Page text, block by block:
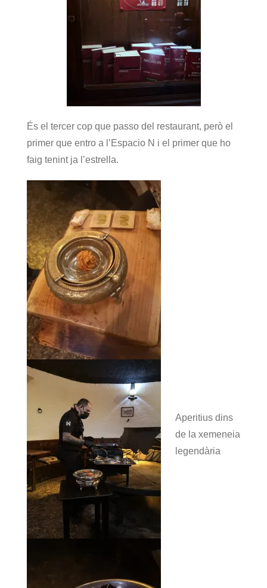
És el tercer cop que passo del restaurant, però el
primer que entro a l’Espacio N i el primer que ho
faig tenint ja l’estrella.
Aperitius dins
de la xemeneia
legendària